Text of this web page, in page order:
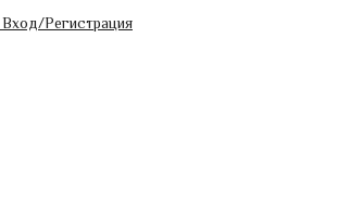
Вход/Регистрация